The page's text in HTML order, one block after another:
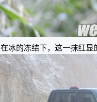
在冰的冻结下，这一抹红